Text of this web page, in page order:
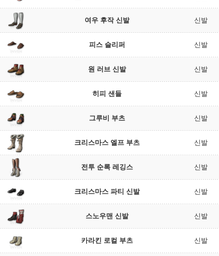
여우 후작 신발 신발
피스 슬리퍼 신발
원 러브 신발 신발
히피 샌들 신발
그루비 부츠 신발
크리스마스 엘프 부츠 신발
전투 순록 레깅스 신발
크리스마스 파티 신발 신발
스노우맨 신발 신발
카라킨 로컬 부츠 신발